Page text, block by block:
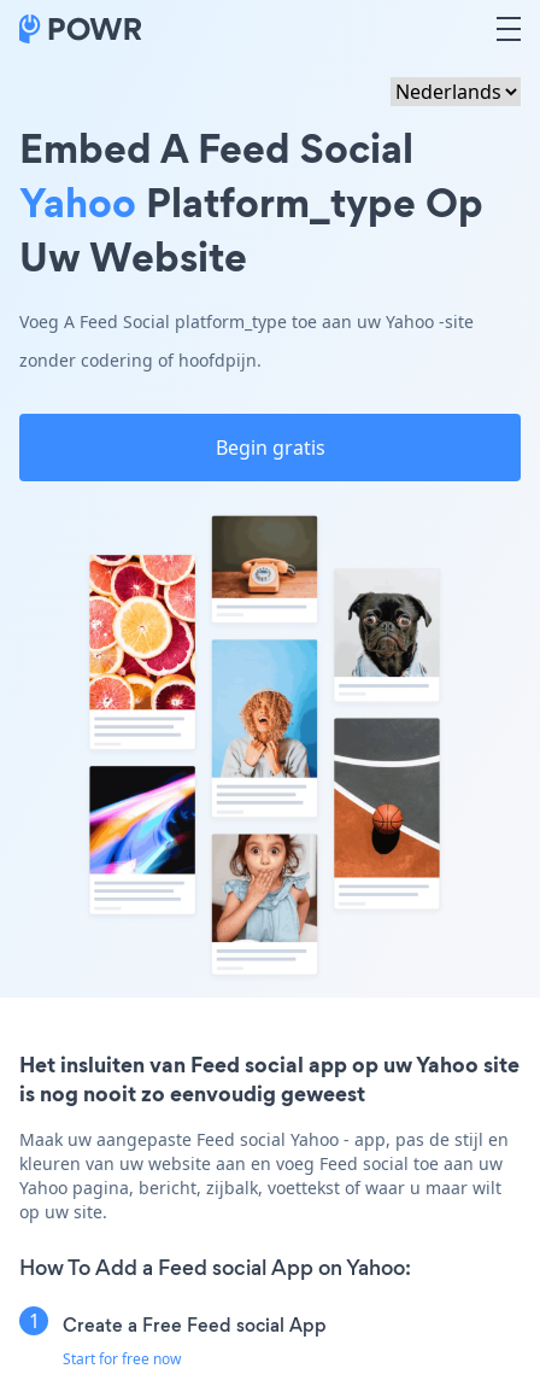
Embed A Feed Social
Yahoo Platform_type Op
Uw Website
Voeg A Feed Social platform_type toe aan uw Yahoo -site
zonder codering of hoofdpijn.
Begin gratis
Het insluiten van Feed social app op uw Yahoo site
is nog nooit zo eenvoudig geweest
Maak uw aangepaste Feed social Yahoo - app, pas de stijl en
kleuren van uw website aan en voeg Feed social toe aan uw
Yahoo pagina, bericht, zijbalk, voettekst of waar u maar wilt
op uw site.
How To Add a Feed social App on Yahoo:
Create a Free Feed social App
Start for free now